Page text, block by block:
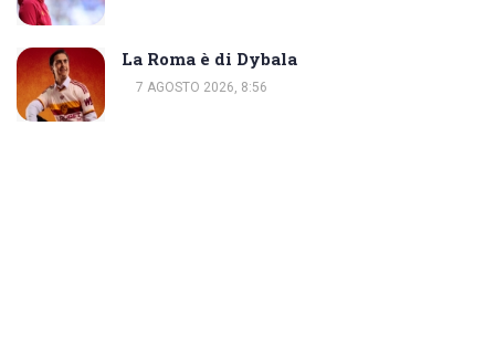
La Roma è di Dybala
7 AGOSTO 2026, 8:56